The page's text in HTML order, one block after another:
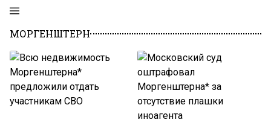
МОРГЕНШТЕРН